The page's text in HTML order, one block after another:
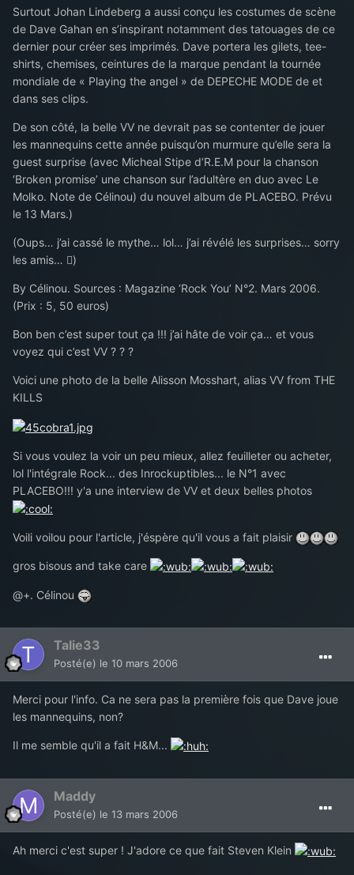
Surtout Johan Lindeberg a aussi conçu les costumes de scène
de Dave Gahan en s’inspirant notamment des tatouages de ce
dernier pour créer ses imprimés. Dave portera les gilets, tee-
shirts, chemises, ceintures de la marque pendant la tournée
mondiale de « Playing the angel » de DEPECHE MODE de et
dans ses clips.
De son côté, la belle VV ne devrait pas se contenter de jouer
les mannequins cette année puisqu’on murmure qu’elle sera la
guest surprise (avec Micheal Stipe d’R.E.M pour la chanson
‘Broken promise’ une chanson sur l’adultère en duo avec Le
Molko. Note de Célinou) du nouvel album de PLACEBO. Prévu
le 13 Mars.)
(Oups… j’ai cassé le mythe… lol… j’ai révélé les surprises… sorry
les amis… )
By Célinou. Sources : Magazine ‘Rock You’ N°2. Mars 2006.
(Prix : 5, 50 euros)
Bon ben c’est super tout ça !!! j’ai hâte de voir ça… et vous
voyez qui c’est VV ? ? ?
Voici une photo de la belle Alisson Mosshart, alias VV from THE
KILLS
Si vous voulez la voir un peu mieux, allez feuilleter ou acheter,
lol l'intégrale Rock... des Inrockuptibles... le N°1 avec
PLACEBO!!! y'a une interview de VV et deux belles photos
Voili voilou pour l'article, j'éspère qu'il vous a fait plaisir
gros bisous and take care
@+. Célinou
Talie33
Posté(e) le 10 mars 2006
Merci pour l'info. Ca ne sera pas la première fois que Dave joue
les mannequins, non?
Il me semble qu'il a fait H&M...
Maddy
Posté(e) le 13 mars 2006
Ah merci c'est super ! J'adore ce que fait Steven Klein